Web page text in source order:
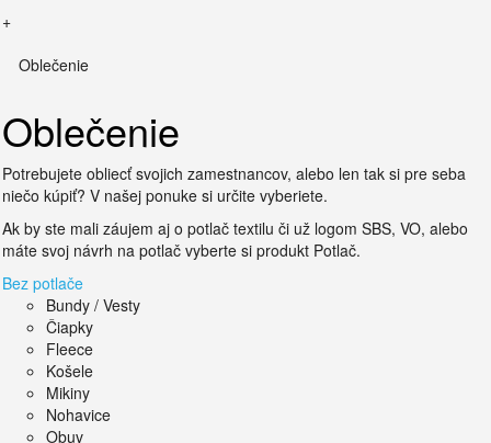
+
Oblečenie
Oblečenie
Potrebujete obliecť svojich zamestnancov, alebo len tak si pre seba
niečo kúpiť? V našej ponuke si určite vyberiete.
Ak by ste mali záujem aj o potlač textilu či už logom SBS, VO, alebo
máte svoj návrh na potlač vyberte si produkt Potlač.
Bez potlače
Bundy / Vesty
Čiapky
Fleece
Košele
Mikiny
Nohavice
Obuv